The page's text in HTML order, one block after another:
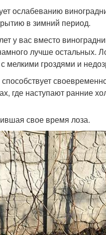
ослабеванию
в зимний период.
у вас вместо
лучше остальных.
мелкими гроздями и
где наступают ранние
свое время лоза.